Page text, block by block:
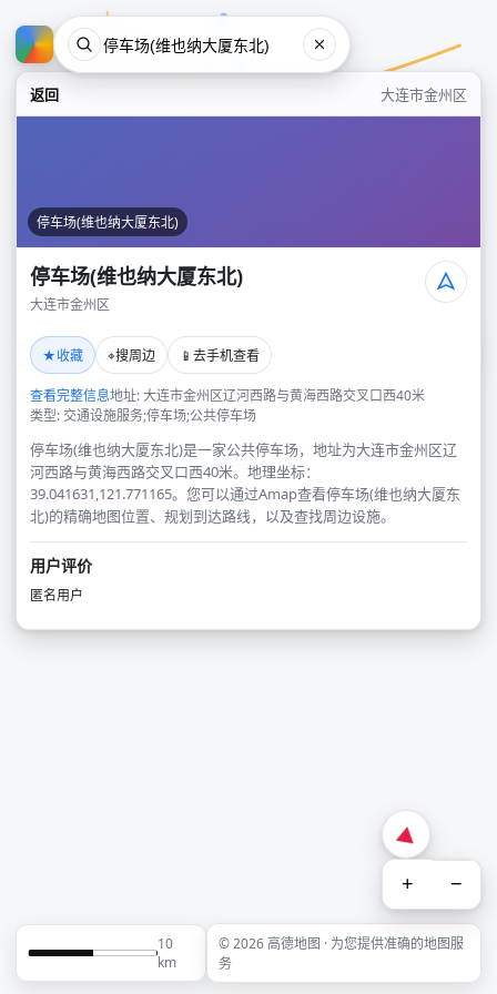
返回 大连市金州区
停车场(维也纳大厦东北)
停车场(维也纳大厦东北)
大连市金州区
★收藏 ⌖搜周边 📱 去手机查看
查看完整信息地址: 大连市金州区辽河西路与黄海西路交叉口西40米
类型: 交通设施服务;停车场;公共停车场
停车场(维也纳大厦东北)是一家公共停车场，地址为大连市金州区辽
河西路与黄海西路交叉口西40米。地理坐标：
39.041631,121.771165。您可以通过Amap查看停车场(维也纳大厦东
北)的精确地图位置、规划到达路线，以及查找周边设施。
用户评价
匿名用户
+ −
10
km
© 2026 高德地图 · 为您提供准确的地图服
务